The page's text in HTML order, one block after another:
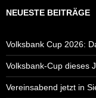
NEUESTE BEITRÄGE
Volksbank Cup 2026:
Volksbank-Cup dieses
Vereinsabend jetzt in